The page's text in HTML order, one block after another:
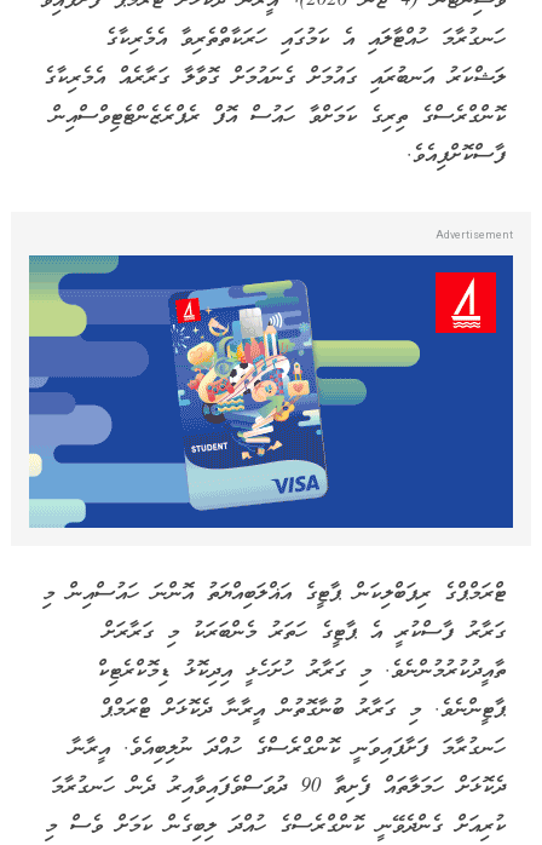
ހަނގުރާމަ ހުއްޓާލައި އެ ކަމުގައި ހަރަކާތްތެރިވާ އެމެރިކާގެ
ލަޝްކަރު އަނބުރައި ގައުމަށް ގެނައުމަށް ގޮވާލާ ގަރާރެއް އެމެރިކާގެ
ކޮންގްރެސްގެ ތިރިގެ ކަމަށްވާ ހައުސް އޮފް ރެޕްރެޒެންޓެޓިވްސްއިން
ފާސްކޮށްފިއެވެ.
ޓްރަމްޕްގެ ރިޕަބްލިކަން ޕާޓީގެ އަޣްލަބިއްޔަތު އޮންނަ ހައުސްއިން މި
ގަރާރު ފާސްކުރީ އެ ޕާޓީގެ ހަތަރު މެންބަރަކު މި ގަރާރަށް
ތާއީދުކުރުމުންނެވެ. މި ގަރާރު ހުށަހެޅީ އިދިކޮޅު ޑިމޮކްރެޓިކް
ޕާޓީންނެވެ. މި ގަރާރު ބުނާގޮތުން އީރާނާ ދެކޮޅަށް ޓްރަމްޕް
ހަނގުރާމަ ފަށާފައިވަނީ ކޮންގްރެސްގެ ހުއްދަ ނުލިބިއެވެ. އީރާނާ
ދެކޮޅަށް ހަމަލާތައް ފެށިތާ 90 ދުވަސްވެފައިވާއިރު ދެން ހަނގުރާމަ
ކުރިއަށް ގެންދެވޭނީ ކޮންގްރެސްގެ ހުއްދަ ލިބިގެން ކަމަށް ވެސް މި